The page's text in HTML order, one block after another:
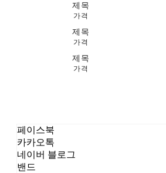
제목
가격
제목
가격
제목
가격
페이스북
카카오톡
네이버 블로그
밴드